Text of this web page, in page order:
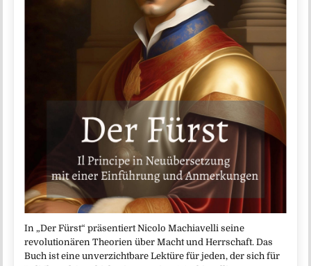
In „Der Fürst“ präsentiert Nicolo Machiavelli seine
revolutionären Theorien über Macht und Herrschaft. Das
Buch ist eine unverzichtbare Lektüre für jeden, der sich für